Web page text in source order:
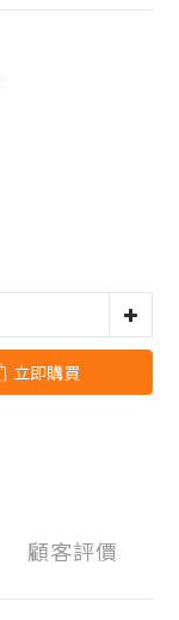
立即購買
顧客評價